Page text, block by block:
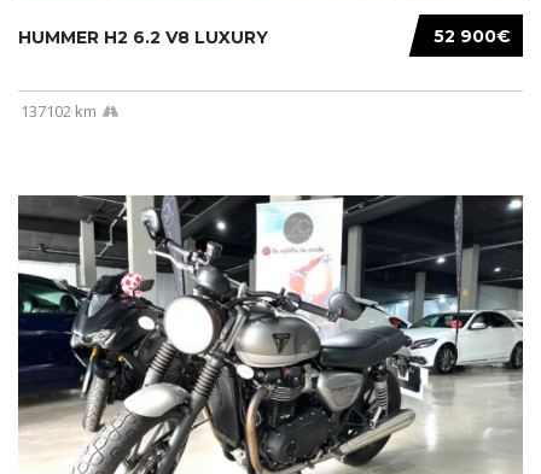
52 900€
HUMMER H2 6.2 V8 LUXURY
137102 km